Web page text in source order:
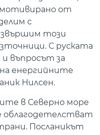
от
с
този
С руската
и въпросът за
енергийните
Нилсен.
в Северно море
облагодетелстват
Посланикът